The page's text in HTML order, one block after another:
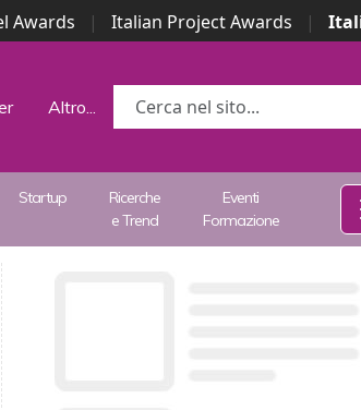
Awards | Italian Project Awards |
Altro...
Startup
Ricerche
e Trend
Eventi
Formazione